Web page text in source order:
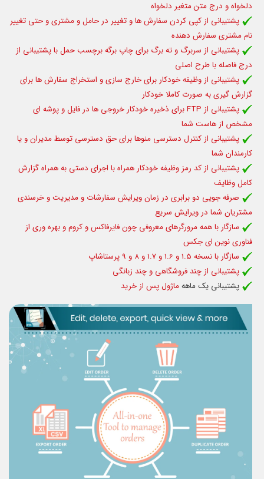
دلخواه و درج متن متغیر دلخواه
پشتیبانی از کپی کردن سفارش ها و تغییر در حامل و مشتری و حتی تغییر
نام مشتری سفارش دهنده
پشتیبانی از سربرگ و ته برگ برای چاپ برگه برچسب حمل با پشتیبانی از
درج فاصله با طرح اصلی
پشتیبانی از وظیفه خودکار برای خارج سازی و استخراج سفارش ها برای
گزارش گیری به صورت کاملا خودکار
پشتیبانی از FTP برای ذخیره خودکار خروجی ها در فایل و پوشه ای
مشخص از هاست شما
پشتیبانی از کنترل دسترسی منوها برای حق دسترسی توسط مدیران و یا
کارمندان شما
پشتیبانی از کد رمز وظیفه خودکار همراه با اجرای دستی به همراه گزارش
کامل وظایف
صرفه جویی دو برابری در زمان ویرایش سفارشات و مدیریت و خرسندی
مشتریان شما در ویرایش سریع
سازگار با همه مرورگرهای معروفی چون فایرفاکس و کروم و بهره وری از
فناوری نوین ای جکس
سازگار با نسخه 1.5 و 1.6 و 1.7 و 8 و 9 پرستاشاپ
پشتیبانی از چند فروشگاهی و چند زبانگی
پشتیبانی یک ماههماژول پس از خرید